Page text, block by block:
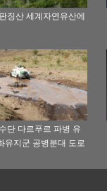
징산 세계자연유산에
단 다르푸르 파병 유
유지군 공병분대 도로